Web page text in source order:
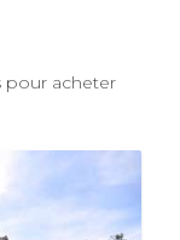
pour acheter